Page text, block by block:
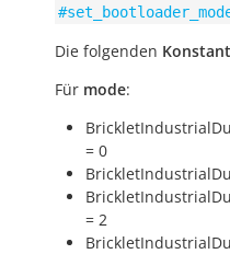
Die folgenden
Für mode:
= 0
= 2